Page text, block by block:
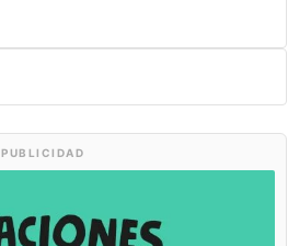
PUBLICIDAD